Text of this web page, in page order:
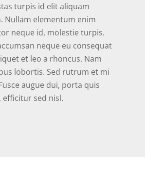
turpis id elit aliquam
Nullam elementum enim
neque id, molestie turpis.
neque eu consequat
et leo a rhoncus. Nam
lobortis. Sed rutrum et mi
augue dui, porta quis
sed nisl.